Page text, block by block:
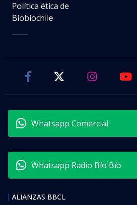
Política ética de
Biobiochile
Whatsapp Comercial
Whatsapp Radio Bío Bío
ALIANZAS BBCL